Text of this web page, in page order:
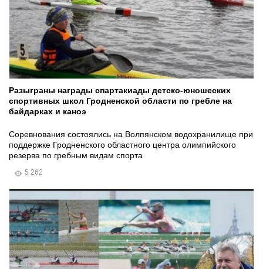
Разыграны награды спартакиады детско-юношеских
спортивных школ Гродненской области по гребле на
байдарках и каноэ
Соревнования состоялись на Волпянском водохранилище при
поддержке Гродненского областного центра олимпийского
резерва по гребным видам спорта
5 262